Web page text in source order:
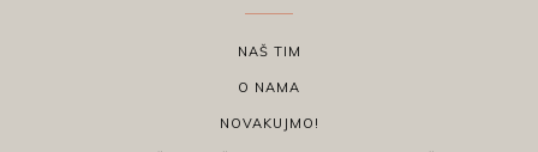
NAŠ TIM
O NAMA
NOVAKUJMO!